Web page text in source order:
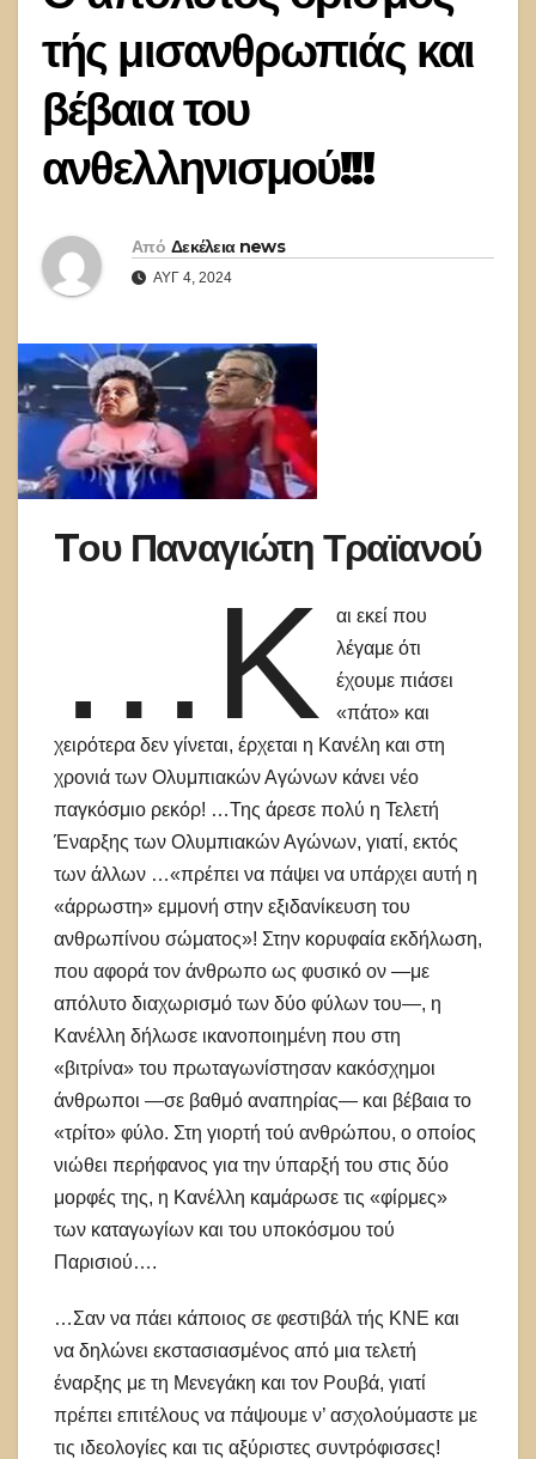
τής μισανθρωπιάς και
βέβαια του
ανθελληνισμού!!!
Από Δεκέλεια news
ΑΥΓ 4, 2024
Tου Παναγιώτη Τραϊανού
…Κ
αι εκεί που
λέγαμε ότι
έχουμε πιάσει
«πάτο» και
χειρότερα δεν γίνεται, έρχεται η Κανέλη και στη
χρονιά των Ολυμπιακών Αγώνων κάνει νέο
παγκόσμιο ρεκόρ! …Της άρεσε πολύ η Τελετή
Έναρξης των Ολυμπιακών Αγώνων, γιατί, εκτός
των άλλων …«πρέπει να πάψει να υπάρχει αυτή η
«άρρωστη» εμμονή στην εξιδανίκευση του
ανθρωπίνου σώματος»! Στην κορυφαία εκδήλωση,
που αφορά τον άνθρωπο ως φυσικό ον —με
απόλυτο διαχωρισμό των δύο φύλων του—, η
Κανέλλη δήλωσε ικανοποιημένη που στη
«βιτρίνα» του πρωταγω­νίστησαν κακόσχημοι
άνθρωποι —σε βαθμό αναπηρίας— και βέβαια το
«τρίτο» φύλο. Στη γιορτή τού ανθρώπου, ο οποίος
νιώθει περήφανος για την ύπαρξή του στις δύο
μορφές της, η Κανέλλη καμάρωσε τις «φίρμες»
των καταγωγίων και του υποκόσμου τού
Παρισιού….
…Σαν να πάει κάποιος σε φεστιβάλ τής ΚΝΕ και
να δηλώνει εκστασιασμένος από μια τελετή
έναρξης με τη Μενεγάκη και τον Ρουβά, γιατί
πρέπει επιτέλους να πάψουμε ν’ ασχολούμαστε με
τις ιδεολογίες και τις αξύριστες συντρόφισσες!